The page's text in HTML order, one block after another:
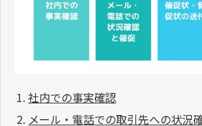
社内での事実確認
メール・電話での取引先への状況